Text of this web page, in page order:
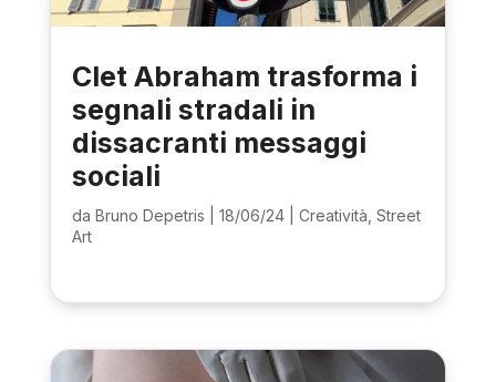
Clet Abraham trasforma i
segnali stradali in
dissacranti messaggi
sociali
da Bruno Depetris 18/06/24| Creatività Street
Art